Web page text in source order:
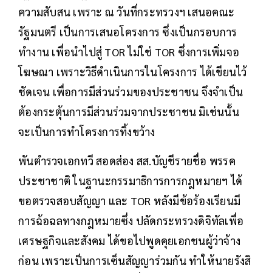
ความสับสน เพราะ ณ วันที่กระทรวงฯ เสนอคณะ
รัฐมนตรี เป็นการเสนอโครงการ ซึ่งเป็นกรอบการ
ทำงาน เพื่อนำไปสู่ TOR ไม่ใช่ TOR ซึ่งการเพิ่มจอ
โฆษณา เพราะวิธีดำเนินการในโครงการ ได้เขียนไว้
ชัดเจน เพื่อการมีส่วนร่วมของประชาชน จึงจำเป็น
ต้องกระตุ้นการมีส่วนร่วมจากประชาชน มิเช่นนั้น
จะเป็นการทำโครงการทิ้งขว้าง
พันตำรวจเอกทวี สอดส่อง สส.บัญชีรายชื่อ พรรค
ประชาชาติ ในฐานะกรรมาธิการการกฎหมายฯ ได้
ขอตรวจสอบสัญญา และ TOR หลังมีข้อร้องเรียนมี
การฉ้อฉลทางกฎหมายซึ่ง ปลัดกระทรวงดิจิทัลเพื่อ
เศรษฐกิจและสังคม ได้ขอไปพูดคุยเอกชนผู้ว่าจ้าง
ก่อน เพราะเป็นการเซ็นสัญญาร่วมกัน ทำให้นายรังสิ